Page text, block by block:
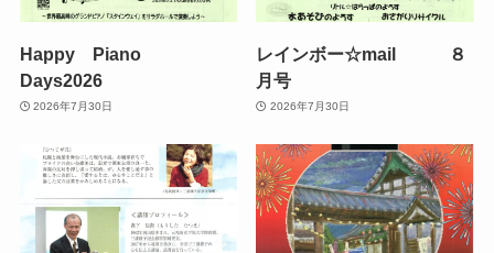
Happy Piano
Days2026
2026年7月30日
レインボー☆mail ８
月号
2026年7月30日